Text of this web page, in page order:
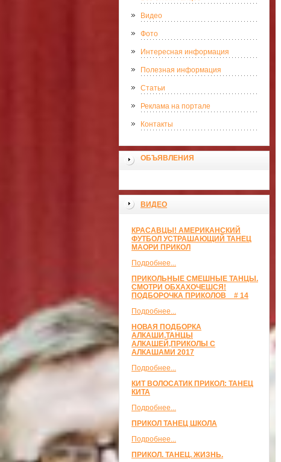
Видео
Фото
Интересная информация
Полезная информация
Статьи
Реклама на портале
Контакты
ОБЪЯВЛЕНИЯ
ВИДЕО
КРАСАВЦЫ! АМЕРИКАНСКИЙ
ФУТБОЛ УСТРАШАЮЩИЙ ТАНЕЦ
МАОРИ ПРИКОЛ
Подробнее...
ПРИКОЛЬНЫЕ СМЕШНЫЕ ТАНЦЫ.
СМОТРИ ОБХАХОЧЕШСЯ!
ПОДБОРОЧКА ПРИКОЛОВ _ # 14
Подробнее...
НОВАЯ ПОДБОРКА
АЛКАШИ,ТАНЦЫ
АЛКАШЕЙ,ПРИКОЛЫ С
АЛКАШАМИ 2017
Подробнее...
КИТ ВОЛОСАТИК ПРИКОЛ: ТАНЕЦ
КИТА
Подробнее...
ПРИКОЛ ТАНЕЦ ШКОЛА
Подробнее...
ПРИКОЛ. ТАНЕЦ. ЖИЗНЬ.